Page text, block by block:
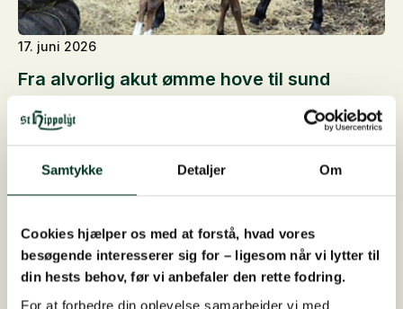
Samtykke Detaljer Om
Cookies hjælper os med at forstå, hvad vores
besøgende interesserer sig for – ligesom når vi lytter til
din hests behov, før vi anbefaler den rette fodring.
For at forbedre din oplevelse samarbejder vi med
Fra alvorlig akut ømme hove til sund
17. juni 2026
fodringen af varmblodstraveren Tiuhti siden 2021,
Hendes…